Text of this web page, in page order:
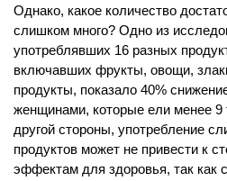
Однако, какое количество
слишком много? Одно из
употреблявших 16 разных
включавших фрукты, овощи,
продукты, показало 40%
женщинами, которые ели менее 9
другой стороны, употребление
продуктов может не привести к
эффектам для здоровья, так как